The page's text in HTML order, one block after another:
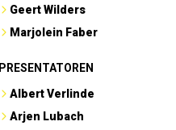
Geert Wilders
Marjolein Faber
PRESENTATOREN
Albert Verlinde
Arjen Lubach